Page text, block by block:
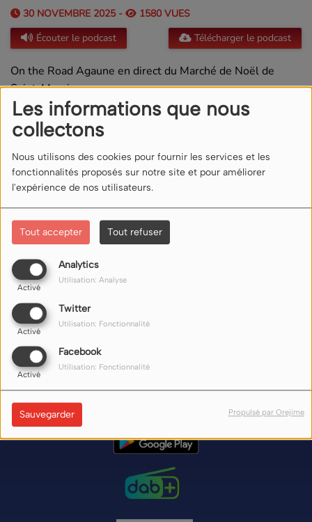
Les informations que nous
collectons
Nous utilisons des cookies pour fournir les services et les
fonctionnalités proposés sur notre site et pour améliorer
l'expérience de nos utilisateurs.
Tout accepter Tout refuser
Analytics
Activé
Utilisation: Analyse
Twitter
Activé
Utilisation: Fonctionnalité
Facebook
Activé
Utilisation: Fonctionnalité
Sauvegarder Propulsé par Orejime
30 NOVEMBRE 2025 -
1580 VUES
Écouter le podcast
Télécharger le podcast
On the Road Agaune en direct du Marché de Noël de
Saint-Maurice.
Commentaires(0)
Connectez-vous pour commenter cet article
NOUS ÉCOUTER